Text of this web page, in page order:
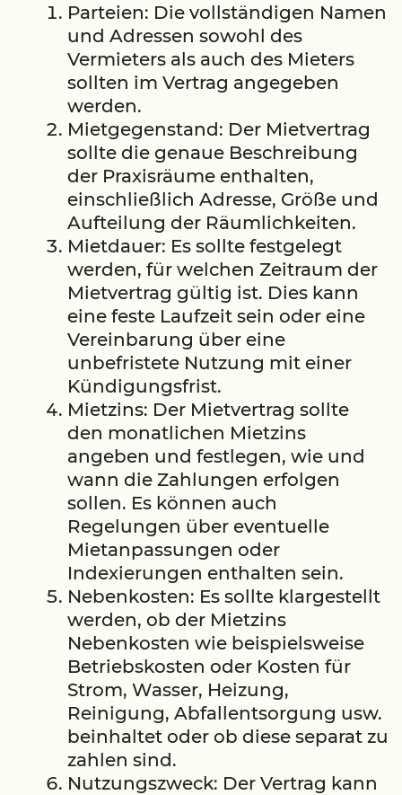
Parteien: Die vollständigen Namen
und Adressen sowohl des
Vermieters als auch des Mieters
sollten im Vertrag angegeben
werden.
Mietgegenstand: Der Mietvertrag
sollte die genaue Beschreibung
der Praxisräume enthalten,
einschließlich Adresse, Größe und
Aufteilung der Räumlichkeiten.
Mietdauer: Es sollte festgelegt
werden, für welchen Zeitraum der
Mietvertrag gültig ist. Dies kann
eine feste Laufzeit sein oder eine
Vereinbarung über eine
unbefristete Nutzung mit einer
Kündigungsfrist.
Mietzins: Der Mietvertrag sollte
den monatlichen Mietzins
angeben und festlegen, wie und
wann die Zahlungen erfolgen
sollen. Es können auch
Regelungen über eventuelle
Mietanpassungen oder
Indexierungen enthalten sein.
Nebenkosten: Es sollte klargestellt
werden, ob der Mietzins
Nebenkosten wie beispielsweise
Betriebskosten oder Kosten für
Strom, Wasser, Heizung,
Reinigung, Abfallentsorgung usw.
beinhaltet oder ob diese separat zu
zahlen sind.
Nutzungszweck: Der Vertrag kann